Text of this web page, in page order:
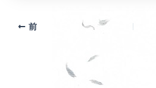
前